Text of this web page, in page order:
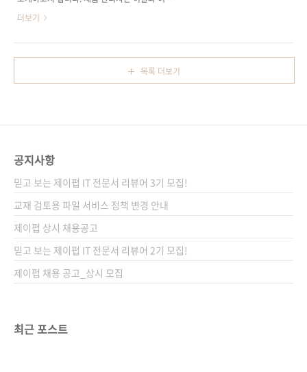
고요. 하지만 자동차나 오디오 등의 취미를 가지
는 것보다 훨씬..
니다. 스물일곱 번째 이야기라즈베리 파이, 새집
장만 게시일: 2013년 4월 30일작성자: 배장열
관계를 유지해야 하는지 그리고 뛰어난 제품 개
하기가 예약판매에 들어갔습니다. 앞으로도 이
어질 저희 제이펍의 로봇 시리즈를 많이 기대해
a-great-cto/원문 게시일: 2008년 6월 18일저
자: 척 가이거, 마티 케이건작성자: 배장열 제품
관리자는 제품 개발 조직이 빌드하게 될 제품을
정의합니다. 제품 아이디어가 아무리 뛰..
더보기
목록 더보기
공지사항
믿고 보는 제이펍 IT 전문서 리뷰어 3기 모집!
교재 검토용 파일 서비스 정책 변경 안내
제이펍 상시 채용공고
믿고 보는 제이펍 IT 전문서 리뷰어 2기 모집!
제이펍 채용 공고_상시 모집
최근 포스트